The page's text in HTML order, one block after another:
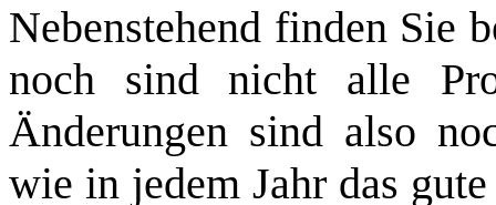
Nebenstehend finden Sie
noch sind nicht alle
Änderungen sind also
wie in jedem Jahr das